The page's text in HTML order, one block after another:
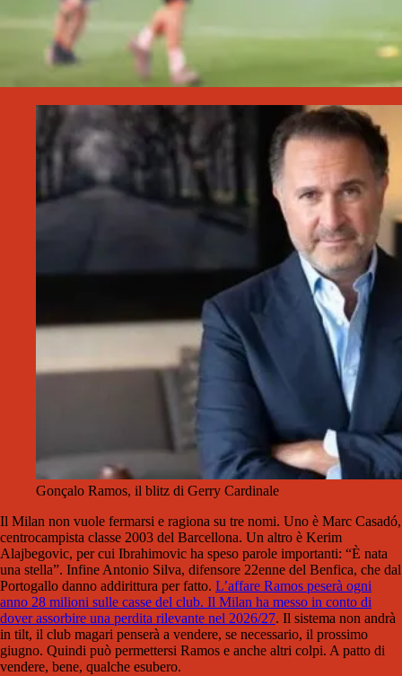
Gonçalo Ramos, il blitz di Gerry Cardinale
Il Milan non vuole fermarsi e ragiona su tre nomi. Uno è Marc Casadó,
centrocampista classe 2003 del Barcellona. Un altro è Kerim
Alajbegovic, per cui Ibrahimovic ha speso parole importanti: “È nata
una stella”. Infine Antonio Silva, difensore 22enne del Benfica, che dal
Portogallo danno addirittura per fatto. L’affare Ramos peserà ogni
anno 28 milioni sulle casse del club. Il Milan ha messo in conto di
dover assorbire una perdita rilevante nel 2026/27. Il sistema non andrà
in tilt, il club magari penserà a vendere, se necessario, il prossimo
giugno. Quindi può permettersi Ramos e anche altri colpi. A patto di
vendere, bene, qualche esubero.